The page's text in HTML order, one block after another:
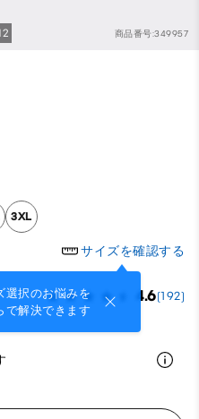
商品番号:349957
3XL
サイズを確認する
選択のお悩みを
で解決できます
4.6(192)